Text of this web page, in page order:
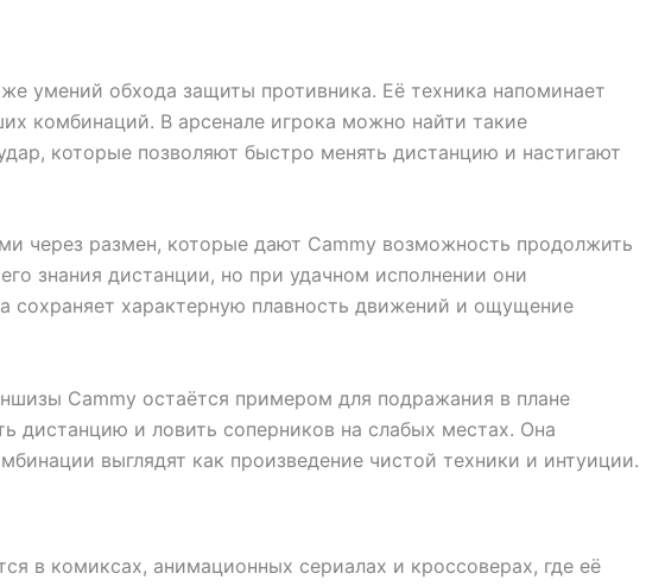
умений обхода защиты противника. Её техника напоминает
комбинаций. В арсенале игрока можно найти такие
которые позволяют быстро менять дистанцию и настигают
через размен, которые дают Cammy возможность продолжить
знания дистанции, но при удачном исполнении они
характерную плавность движений и ощущение
Cammy остаётся примером для подражания в плане
дистанцию и ловить соперников на слабых местах. Она
выглядят как произведение чистой техники и интуиции.
в комиксах, анимационных сериалах и кроссоверах, где её